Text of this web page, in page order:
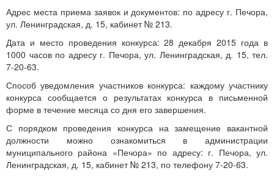
Адрес места приема заявок и документов: по адресу г. Печора,
ул. Ленинградская, д. 15, кабинет № 213.
Дата и место проведения конкурса: 28 декабря 2015 года в
1000 часов по адресу г. Печора, ул. Ленинградская, д. 15, тел.
7-20-63.
Способ уведомления участников конкурса: каждому участнику
конкурса сообщается о результатах конкурса в письменной
форме в течение месяца со дня его завершения.
С порядком проведения конкурса на замещение вакантной
должности можно ознакомиться в администрации
муниципального района «Печора» по адресу: г. Печора, ул.
Ленинградская, д. 15, кабинет № 213, по телефону 7-20-63.